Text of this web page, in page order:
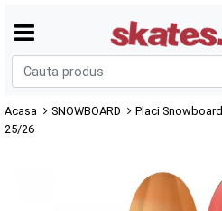
Acasa SNOWBOARD Placi Snowboard
25/26